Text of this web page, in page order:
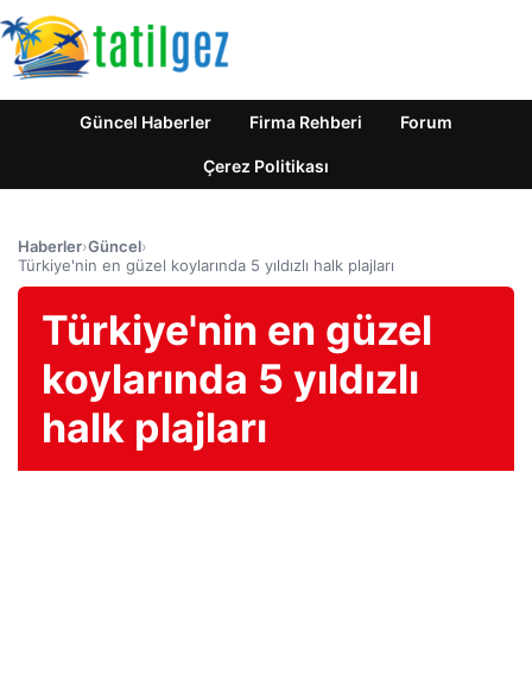
Güncel Haberler Firma Rehberi Forum
Çerez Politikası
Haberler›Güncel›
Türkiye'nin en güzel koylarında 5 yıldızlı halk plajları
Türkiye'nin en güzel
koylarında 5 yıldızlı
halk plajları